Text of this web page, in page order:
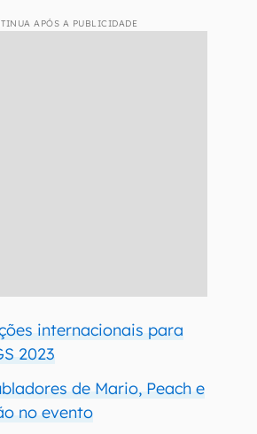
APÓS A PUBLICIDADE
internacionais para
2023
de Mario, Peach e
no evento